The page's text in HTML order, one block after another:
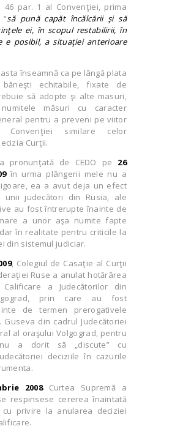
46 par. 1 al Convenţiei, prima
“să pună capăt încălcării şi să
ei, în scopul restabilirii, în
e posibil, a situaţiei anterioare
înseamnă ca pe lângă plata
băneşti echitabile, fixate de
să adopte şi alte masuri,
măsuri cu caracter
pentru a preveni pe viitor
Convenţiei similare celor
Curţii.
pronunţată de CEDO pe 26
în urma plângerii mele nu a
ea a avut deja un efect
unii judecători din Rusia, ale
au fost întrerupte înainte de
a unor aşa numite fapte
în realitate pentru criticile la
din sistemul judiciar.
, Colegiul de Casaţie al Curţii
Ruse a anulat hotărârea
a Judecătorilor din
prin care au fost
de termen prerogativele
Guseva din cadrul Judecătoriei
al oraşului Volgograd, pentru
a dorit să „discute” cu
deciziile în cazurile
2008 Curtea Supremă a
respinsese cererea înaintată
cu privire la anularea deciziei